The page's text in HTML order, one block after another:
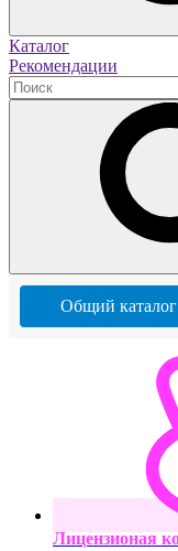
Каталог
Рекомендации
Общий каталог
Лицензионая